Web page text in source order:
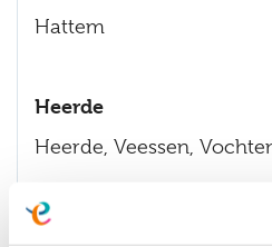
Hattem
Heerde
Heerde, Veessen,
Lochem